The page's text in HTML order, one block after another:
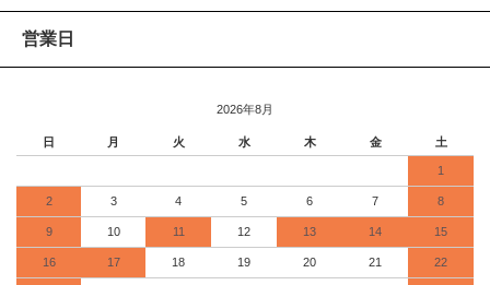
営業日
2026年8月
日 月 火 水 木 金 土
1
2 3 4 5 6 7 8
9 10 11 12 13 14 15
16 17 18 19 20 21 22